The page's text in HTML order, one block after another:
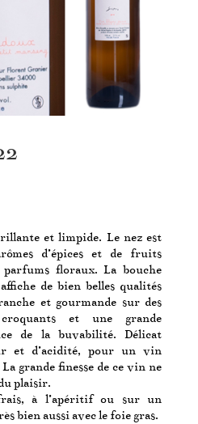
et limpide. Le nez est
d’épices et de fruits
parfums floraux. La bouche
de bien belles qualités
et gourmande sur des
et une grande
de la buvabilité.Délicat
et d’acidité, pour un vin
grande finesse de ce vin ne
plaisir.
à l’apéritif ou sur un
bien aussi avec le foie gras.